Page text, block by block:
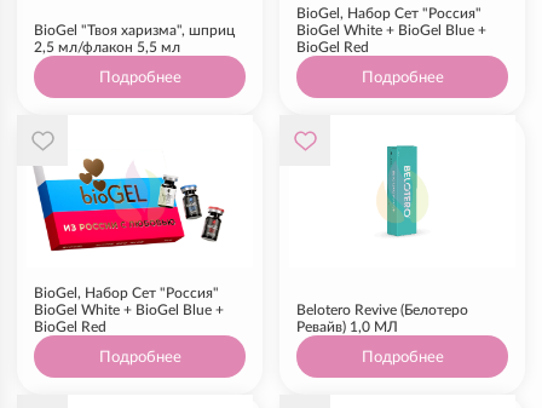
BioGel "Твоя харизма", шприц
2,5 мл/флакон 5,5 мл
Подробнее
BioGel, Набор Сет "Россия"
BioGel White + BioGel Blue +
BioGel Red
Подробнее
BioGel, Набор Сет "Россия"
BioGel White + BioGel Blue +
BioGel Red
Подробнее
Belotero Revive (Белотеро
Ревайв) 1,0 МЛ
Подробнее